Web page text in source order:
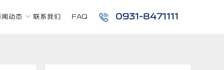
闻动态 联系我们 FAQ 0931-8471111